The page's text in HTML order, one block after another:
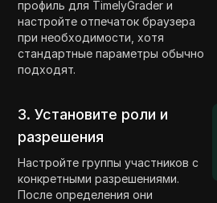
профиль для TimelyGrader и
настройте отпечаток браузера
при необходимости, хотя
стандартные параметры обычно
подходят.
3. Установите роли и
разрешения
Настройте группы участников с
конкретными разрешениями.
После определения они